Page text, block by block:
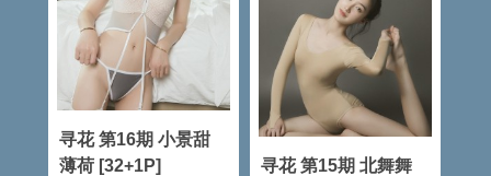
寻花 第16期 小景甜
薄荷 [32+1P]
寻花 第15期 北舞舞